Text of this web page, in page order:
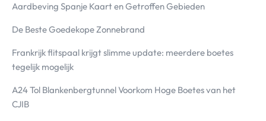
Aardbeving Spanje Kaart en Getroffen Gebieden
De Beste Goedekope Zonnebrand
Frankrijk flitspaal krijgt slimme update: meerdere boetes
tegelijk mogelijk
A24 Tol Blankenbergtunnel Voorkom Hoge Boetes van het
CJIB